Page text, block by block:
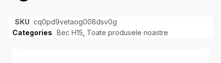
SKU cq0pd9vetaog008dsv0g
Categories Bec H15 Toate produsele noastre